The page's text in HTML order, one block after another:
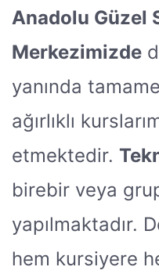
Anadolu Güzel
Merkezimizde
yanında
ağırlıklı
etmektedir.
birebir veya
yapılmaktadır.
hem kursiyere